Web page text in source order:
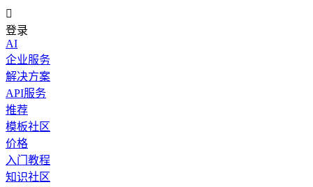

登录
AI
企业服务
解决方案
API服务
推荐
模板社区
价格
入门教程
知识社区